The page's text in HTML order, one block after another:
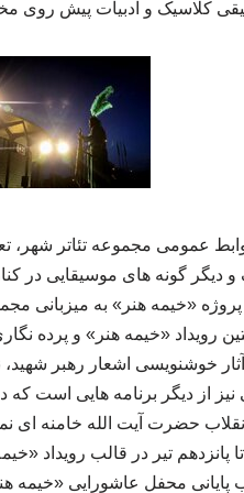
کلاسیک و ادبیات پیش روی
عمومی مجموعه تئاتر شهر،
گونه های موسیقایی در
«خیمه هنر» به میزبانی
رویداد «خیمه هنر» و پرده
خوشنویسی اشعار رهبر
از دیگر برنامه هایی است که
حضرت آیت الله خامنه ای
تیر در قالب رویداد
محفل عاشورایی «خیمه